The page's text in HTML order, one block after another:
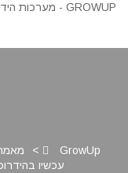
GrowUp
>
עכשיו